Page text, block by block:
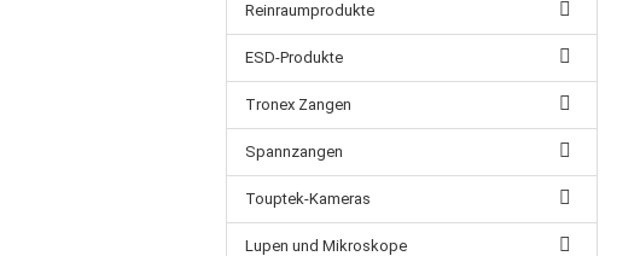
Reinraumprodukte
ESD-Produkte
Tronex Zangen
Spannzangen
Touptek-Kameras
Lupen und Mikroskope